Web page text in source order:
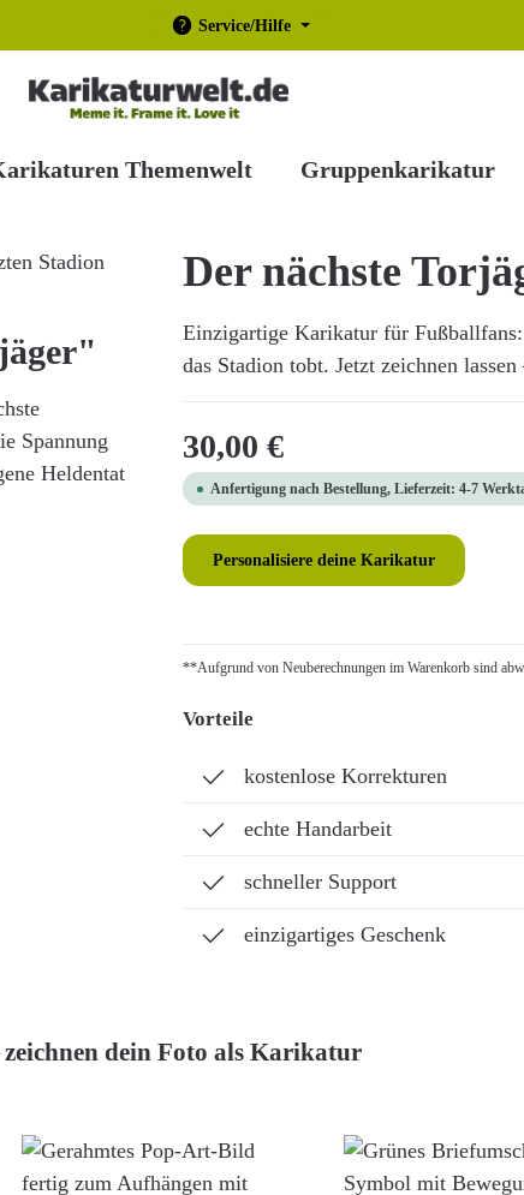
Service/Hilfe
Themenwelt Gruppenkarikatur
Der nächste
Einzigartige Karikatur für
das Stadion tobt. Jetzt zeichnen
Regulärer Preis:
30,00 €
Anfertigung nach Bestellung, Lieferzeit: 4-7
Personalisiere deine Karikatur
**Aufgrund von Neuberechnungen im Warenkorb sind
Vorteile
kostenlose Korrekturen
echte Handarbeit
schneller Support
einzigartiges Geschenk
Spannung
Heldentat
dein Foto als Karikatur